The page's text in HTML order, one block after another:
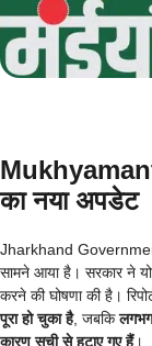
का नया अपडेट
Jharkhand
सामने आया है। सरकार ने
करने की घोषणा की है।
पूरा हो चुका है, जबकि
कारण सूची से हटाए गए हैं।